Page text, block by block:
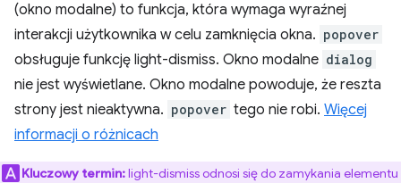
(okno modalne) to funkcja, która wymaga wyraźnej
interakcji użytkownika w celu zamknięcia okna. popover
obsługuje funkcję light-dismiss. Okno modalne dialog
nie jest wyświetlane. Okno modalne powoduje, że reszta
strony jest nieaktywna. popover tego nie robi. Więcej
informacji o różnicach
Kluczowy termin:light-dismiss odnosi się do zamykania elementu